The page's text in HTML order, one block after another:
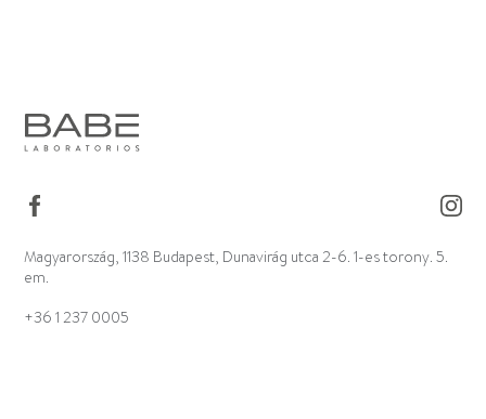
Magyarország, 1138 Budapest, Dunavirág utca 2-6. 1-es torony. 5.
em.
+36 1 237 0005